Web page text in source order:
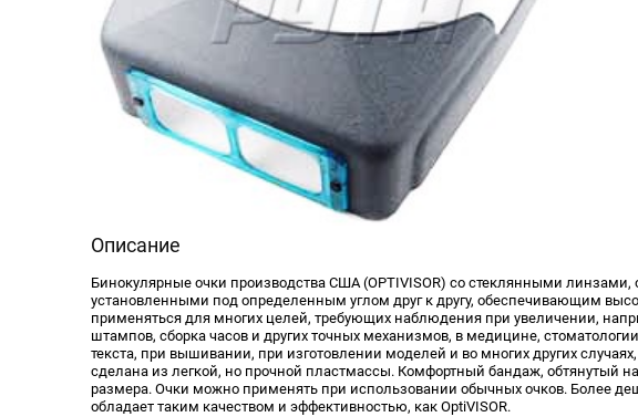
Описание
Бинокулярные очки производства США (OPTIVISOR) со стеклянными
установленными под определенным углом друг к другу, обеспечивающим
применяться для многих целей, требующих наблюдения при увеличении,
штампов, сборка часов и других точных механизмов, в медицине,
текста, при вышивании, при изготовлении моделей и во многих других
сделана из легкой, но прочной пластмассы. Комфортный бандаж, обтянутый
размера. Очки можно применять при использовании обычных очков. Более
обладает таким качеством и эффективностью, как OptiVISOR.